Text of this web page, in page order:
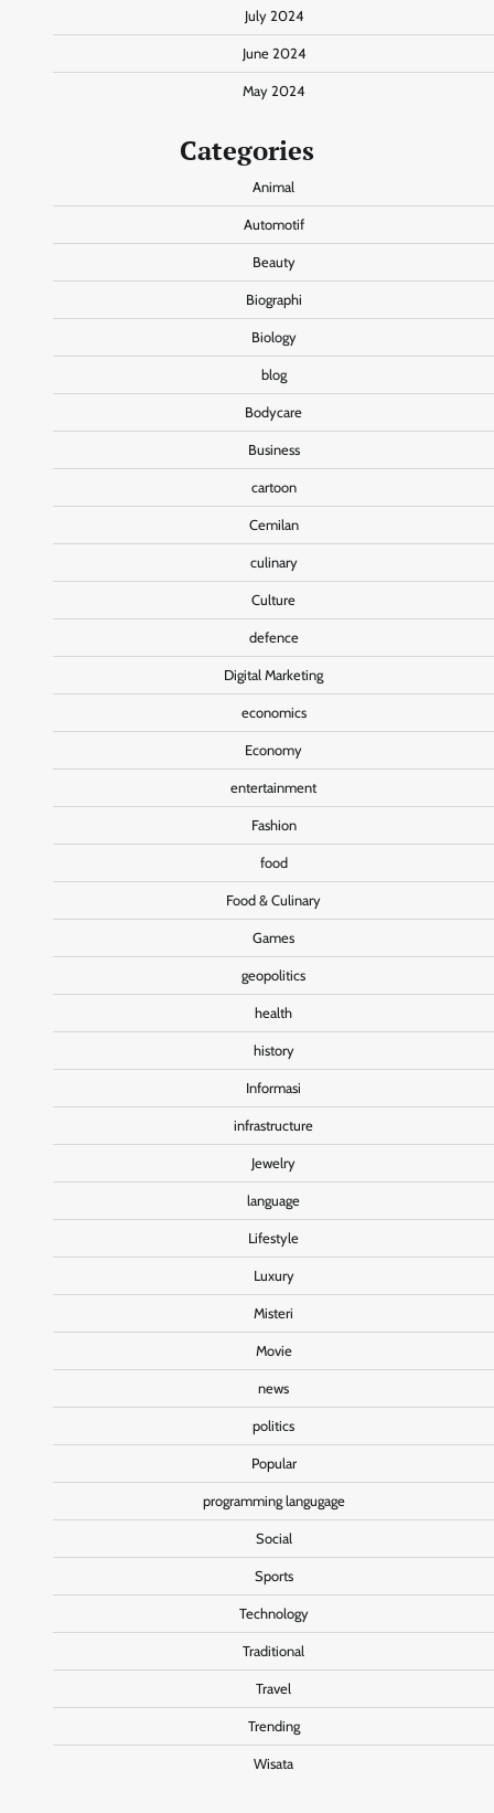
July 2024
June 2024
May 2024
Categories
Animal
Automotif
Beauty
Biographi
Biology
blog
Bodycare
Business
cartoon
Cemilan
culinary
Culture
defence
Digital Marketing
economics
Economy
entertainment
Fashion
food
Food & Culinary
Games
geopolitics
health
history
Informasi
infrastructure
Jewelry
language
Lifestyle
Luxury
Misteri
Movie
news
politics
Popular
programming langugage
Social
Sports
Technology
Traditional
Travel
Trending
Wisata